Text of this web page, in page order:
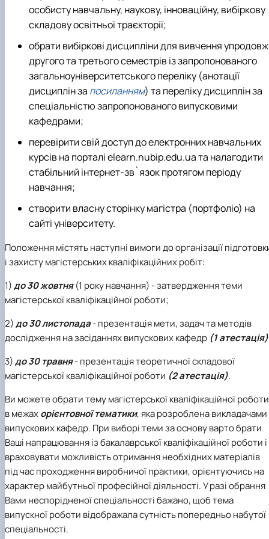
особисту навчальну, наукову, інноваційну, вибіркову
складову освітньої траєкторії;
обрати вибіркові дисципліни для вивчення упродовж
другого та третього семестрів із запропонованого
загальноуніверситетського переліку (анотації
дисциплін за посиланням) та переліку дисциплін за
спеціальністю запропонованого випусковими
кафедрами;
перевірити свій доступ до електронних навчальних
курсів на порталі elearn.nubip.edu.ua та налагодити
стабільний інтернет-зв`язок протягом періоду
навчання;
створити власну сторінку магістра (портфоліо) на
сайті університету.
Положення містять наступні вимоги до організації
і захисту магістерських кваліфікаційних робіт:
1)до 30 жовтня(1 року навчання) - затвердження теми
магістерської кваліфікаційної роботи;
2)до 30 листопада- презентація мети, задач та методів
дослідження на засіданнях випускових кафедр (1 атестація)
3)до 30 травня- презентація теоретичної складової
магістерської кваліфікаційної роботи (2 атестація).
Ви можете обрати тему магістерської кваліфікаційної роботи
в межахорієнтовної тематики, яка розроблена викладачами
випускових кафедр. При виборі теми за основу варто брати
Ваші напрацювання із бакалаврської кваліфікаційної роботи і
враховувати можливість отримання необхідних матеріалів
під час проходження виробничої практики, орієнтуючись на
характер майбутньої професійної діяльності. У разі обрання
Вами неспорідненої спеціальності бажано, щоб тема
випускної роботи відображала сутність попередньо набутої
спеціальності.